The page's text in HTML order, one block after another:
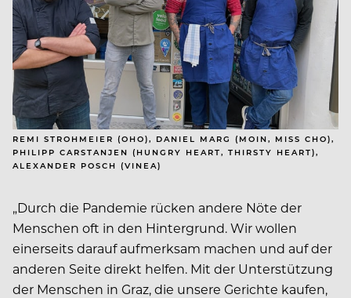
REMI STROHMEIER (OHO), DANIEL MARG (MOIN, MISS CHO),
PHILIPP CARSTANJEN (HUNGRY HEART, THIRSTY HEART),
ALEXANDER POSCH (VINEA)
„Durch die Pandemie rücken andere Nöte der
Menschen oft in den Hintergrund. Wir wollen
einerseits darauf aufmerksam machen und auf der
anderen Seite direkt helfen. Mit der Unterstützung
der Menschen in Graz, die unsere Gerichte kaufen,